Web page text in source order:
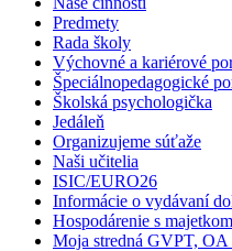
Predmety
Rada školy
Výchovné a kariérové
Špeciálnopedagogické
Školská psychologička
Jedáleň
Organizujeme súťaže
Naši učitelia
ISIC/EURO26
Informácie o vydávaní
Hospodárenie s majetkom
Moja stredná GVPT, OA